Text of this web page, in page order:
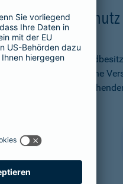
Haftpflichtschutz
Haus- und
benötigen eigene
die Barmenia